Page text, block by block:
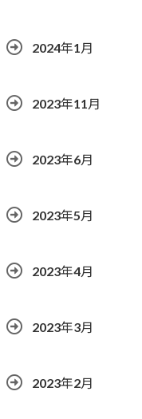
2024年1月
2023年11月
2023年6月
2023年5月
2023年4月
2023年3月
2023年2月